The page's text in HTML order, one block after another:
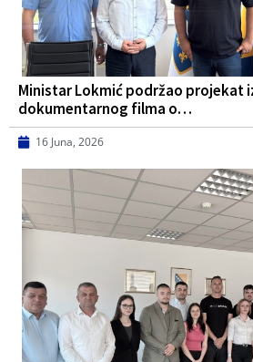
Ministar Lokmić podržao projekat
dokumentarnog filma o…
16 Juna, 2026